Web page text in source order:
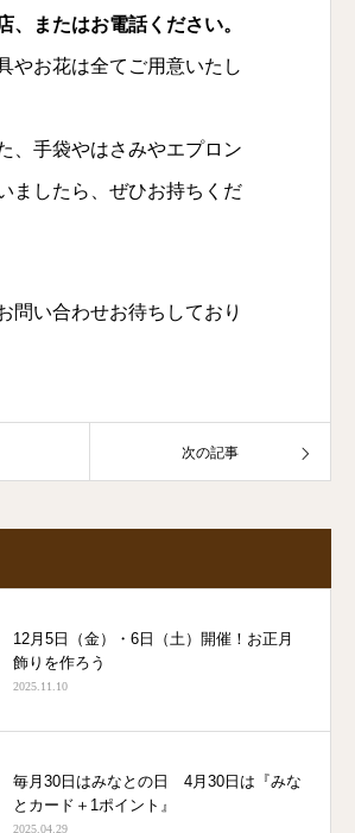
、またはお電話ください。
やお花は全てご用意いたし
、手袋やはさみやエプロン
ましたら、ぜひお持ちくだ
問い合わせお待ちしており
次の記事
12月5日（金）・6日（土）開催！お正月
飾りを作ろう
2025.11.10
毎月30日はみなとの日 4月30日は『みな
とカード＋1ポイント』
2025.04.29